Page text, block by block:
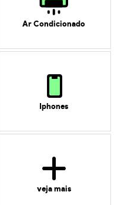
Ar Condicionado
Iphones
veja mais